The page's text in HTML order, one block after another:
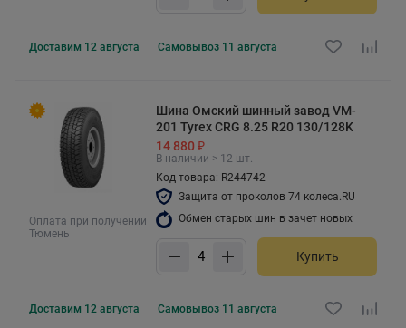
Доставим 12 августа Самовывоз 11 августа
Оплата при получении
Тюмень
Шина Омский шинный завод VM-
201 Tyrex CRG 8.25 R20 130/128K
14 880 ₽
В наличии > 12 шт.
Код товара: R244742
Защита от проколов 74 колеса.RU
Обмен старых шин в зачет новых
Купить
Доставим 12 августа Самовывоз 11 августа